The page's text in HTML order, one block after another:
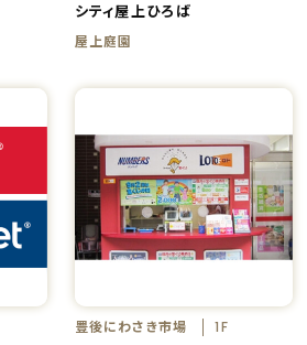
シティ屋上ひろば
屋上庭園
豊後にわさき市場 1F